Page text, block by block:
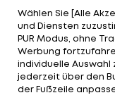
Leverkusen-
"gar nichts"
Champions
Wählen Sie [Alle
und Diensten
PUR Modus, ohne
Werbung
individuelle Auswahl
jederzeit über den
der Fußzeile